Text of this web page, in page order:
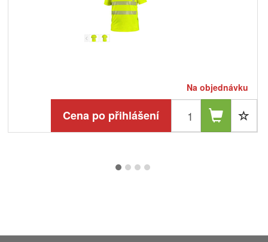
Na objednávku
Cena po přihlášení